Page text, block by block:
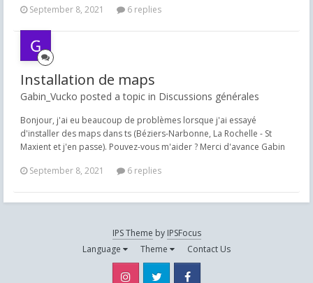
September 8, 2021
6 replies
Installation de maps
Gabin_Vucko posted a topic in Discussions générales
Bonjour, j'ai eu beaucoup de problèmes lorsque j'ai essayé
d'installer des maps dans ts (Béziers-Narbonne, La Rochelle - St
Maxient et j'en passe). Pouvez-vous m'aider ? Merci d'avance Gabin
September 8, 2021
6 replies
IPS Theme by IPSFocus
Language
Theme Contact Us
Instagram Twitter